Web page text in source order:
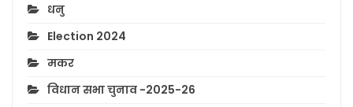
धनु
Election 2024
मकर
विधान सभा चुनाव -2025-26